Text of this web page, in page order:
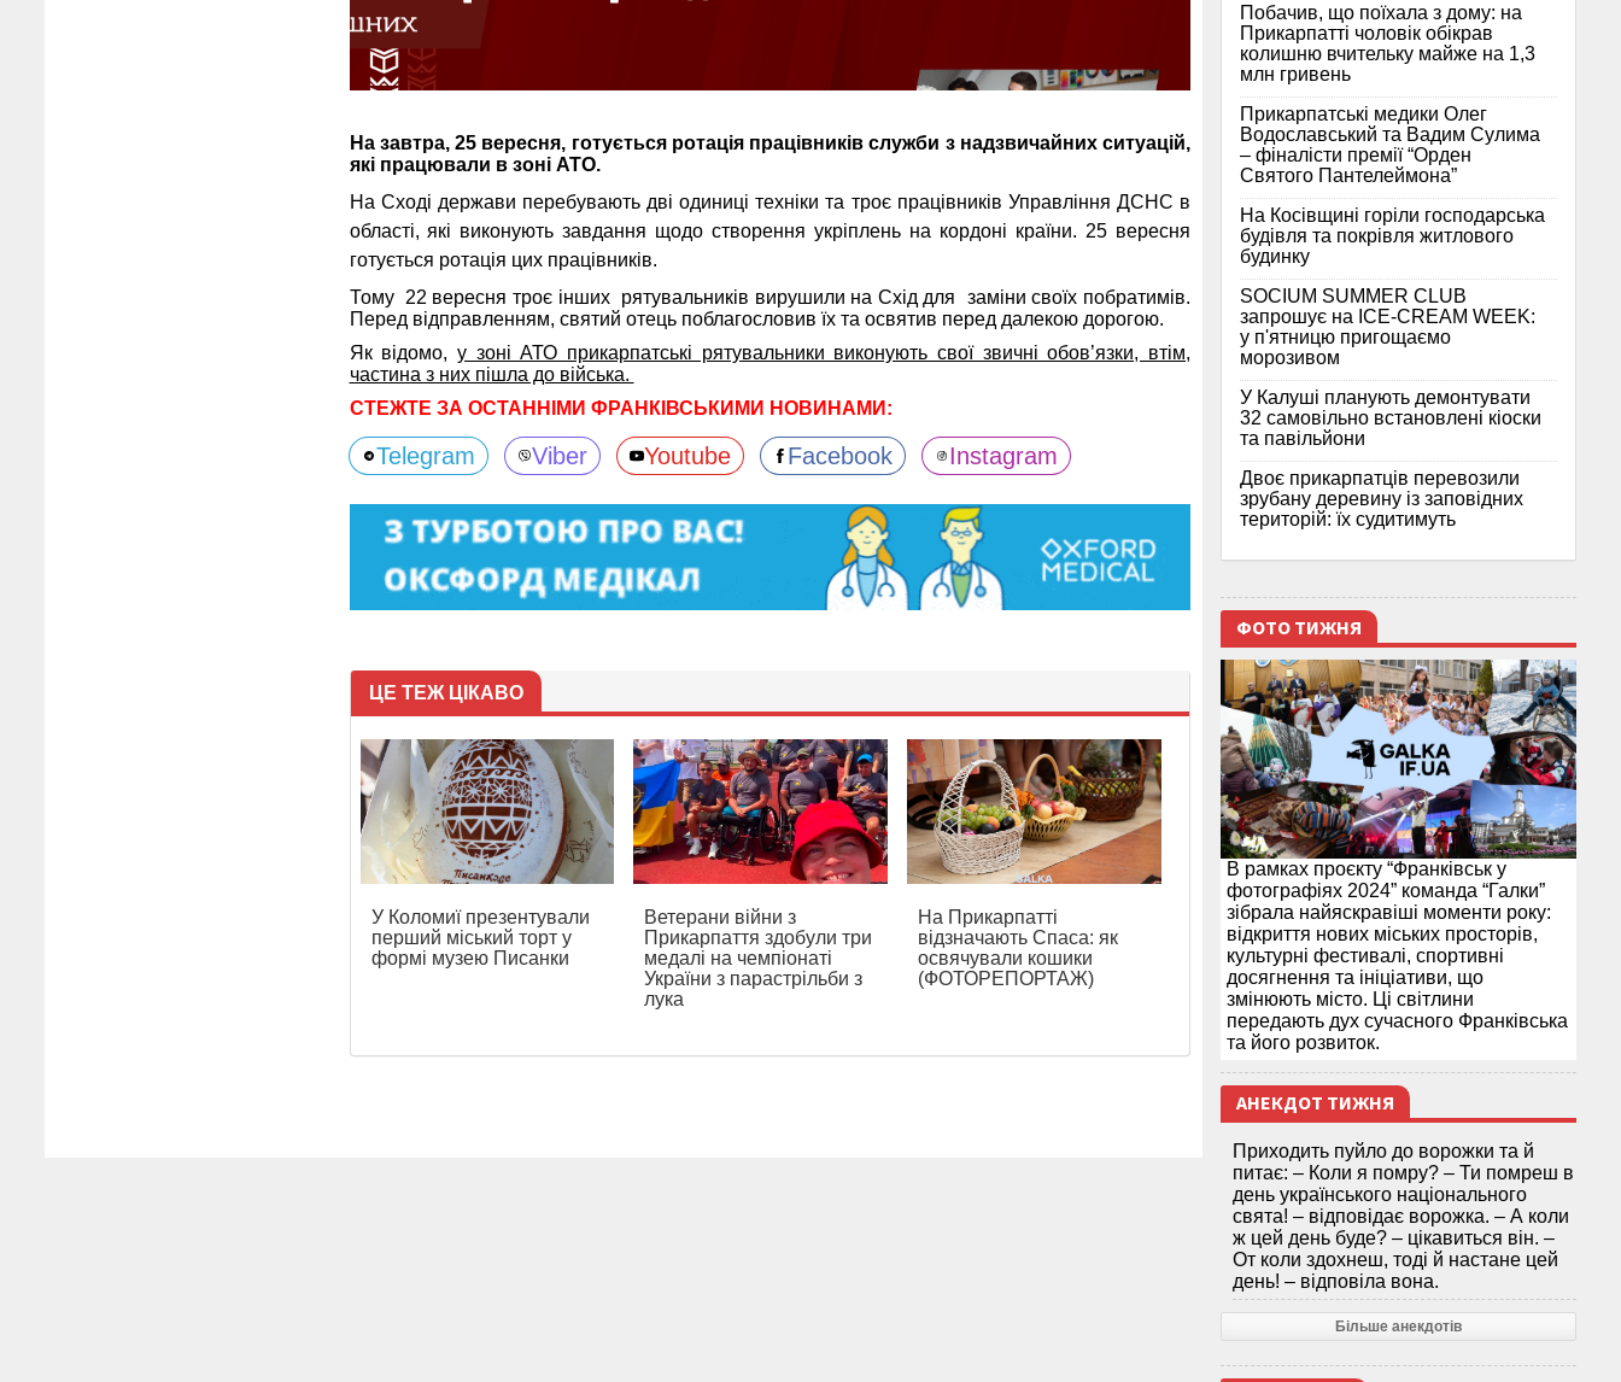
На завтра, 25 вересня, готується ротація працівників служби з надзвичайних ситуацій,
які працювали в зоні АТО.
На Сході держави перебувають дві одиниці техніки та троє працівників Управління ДСНС в
області, які виконують завдання щодо створення укріплень на кордоні країни. 25 вересня
готується ротація цих працівників.
Тому 22 вересня троє інших рятувальників вирушили на Схід для заміни своїх побратимів.
Перед відправленням, святий отець поблагословив їх та освятив перед далекою дорогою.
Як відомо, у зоні АТО прикарпатські рятувальники виконують свої звичні обов’язки, втім,
частина з них пішла до війська.
СТЕЖТЕ ЗА ОСТАННІМИ ФРАНКІВСЬКИМИ НОВИНАМИ:
Telegram Viber Youtube Facebook Instagram
ЦЕ ТЕЖ ЦІКАВО
У Коломиї презентували
перший міський торт у
формі музею Писанки
Ветерани війни з
Прикарпаття здобули три
медалі на чемпіонаті
України з парастрільби з
лука
На Прикарпатті
відзначають Спаса: як
освячували кошики
(ФОТОРЕПОРТАЖ)
Побачив, що поїхала з дому: на
Прикарпатті чоловік обікрав
колишню вчительку майже на 1,3
млн гривень
Прикарпатські медики Олег
Водославський та Вадим Сулима
– фіналісти премії “Орден
Святого Пантелеймона”
На Косівщині горіли господарська
будівля та покрівля житлового
будинку
SOCIUM SUMMER CLUB
запрошує на ICE-CREAM WEEK:
у п'ятницю пригощаємо
морозивом
У Калуші планують демонтувати
32 самовільно встановлені кіоски
та павільйони
Двоє прикарпатців перевозили
зрубану деревину із заповідних
територій: їх судитимуть
ФОТО ТИЖНЯ
В рамках проєкту “Франківськ у
фотографіях 2024” команда “Галки”
зібрала найяскравіші моменти року:
відкриття нових міських просторів,
культурні фестивалі, спортивні
досягнення та ініціативи, що
змінюють місто. Ці світлини
передають дух сучасного Франківська
та його розвиток.
АНЕКДОТ ТИЖНЯ
Приходить пуйло до ворожки та й
питає: – Коли я помру? – Ти помреш в
день українського національного
свята! – відповідає ворожка. – А коли
ж цей день буде? – цікавиться він. –
От коли здохнеш, тоді й настане цей
день! – відповіла вона.
Більше анекдотів